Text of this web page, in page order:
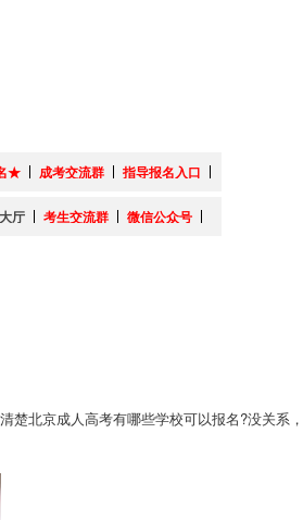
★ 成考交流群 指导报名入口
厅 考生交流群 微信公众号
北京成人高考有哪些学校可以报名?没关系，